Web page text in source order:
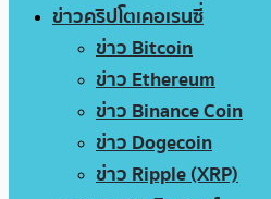
ข่าวคริปโตเคอเรนซี่
ข่าว Bitcoin
ข่าว Ethereum
ข่าว Binance Coin
ข่าว Dogecoin
ข่าว Ripple (XRP)